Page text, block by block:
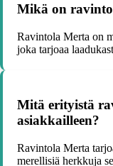
Mikä on
Ravintola Merta on
joka tarjoaa
Mitä erityistä
asiakkailleen?
Ravintola Merta
merellisiä herkkuja